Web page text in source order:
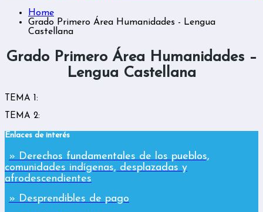
Home
Grado Primero Área Humanidades - Lengua
Castellana
Grado Primero Área Humanidades –
Lengua Castellana
TEMA 1:
TEMA 2:
Enlaces de interés
» Derechos fundamentales de los pueblos,
comunidades indígenas, desplazadas y
afrodescendientes
» Desprendibles de pago